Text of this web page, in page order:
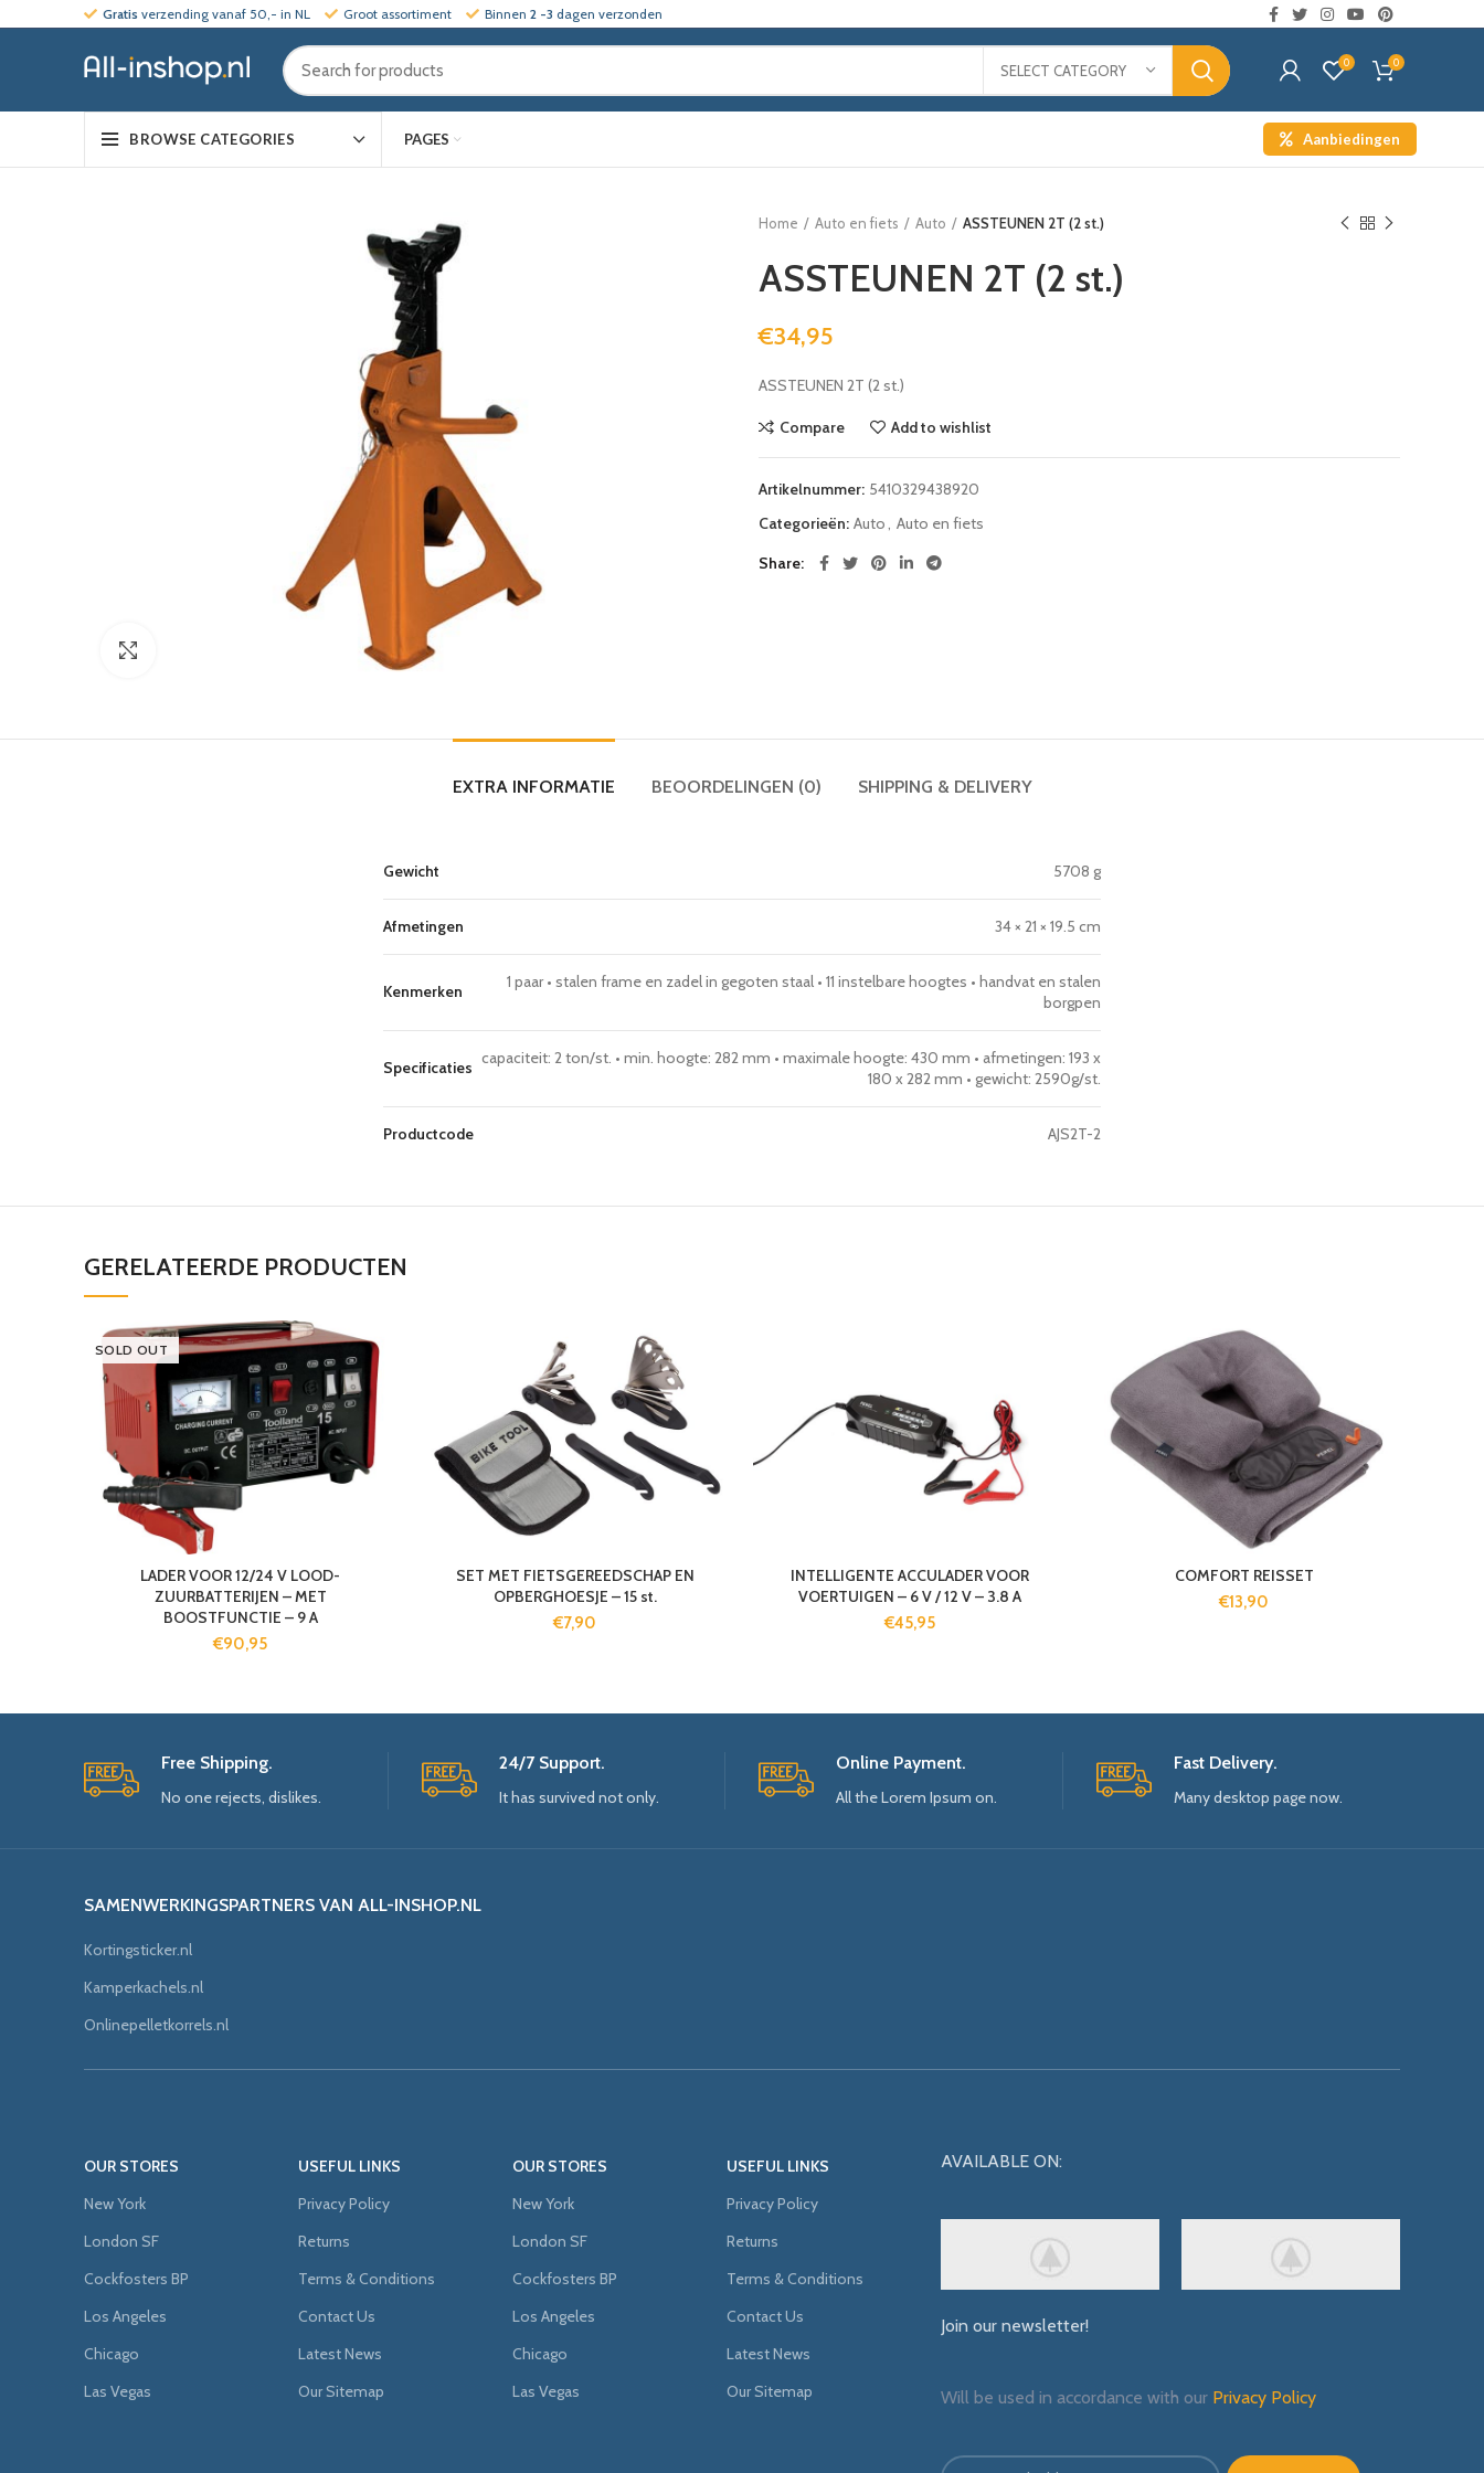
Gratis verzending vanaf 50,- in NL Groot assortiment Binnen 2 -3 dagen verzonden
SELECT CATEGORY 0 0
BROWSE CATEGORIES PAGES Aanbiedingen
Home Auto en fiets Auto ASSTEUNEN 2T (2 st.)
ASSTEUNEN 2T (2 st.)
€34,95
ASSTEUNEN 2T (2 st.)
Compare Add to wishlist
Artikelnummer: 5410329438920
Categorieën: Auto, Auto en fiets
Share
EXTRA INFORMATIE BEOORDELINGEN (0) SHIPPING & DELIVERY
Gewicht 5708 g
Afmetingen 34 × 21 × 19.5 cm
Kenmerken
1 paar • stalen frame en zadel in gegoten staal • 11 instelbare hoogtes • handvat en stalen
borgpen
Specificaties capaciteit: 2 ton/st. • min. hoogte: 282 mm • maximale hoogte: 430 mm • afmetingen: 193 x
180 x 282 mm • gewicht: 2590g/st.
Productcode AJS2T-2
GERELATEERDE PRODUCTEN
SOLD OUT
LADER VOOR 12/24 V LOOD-
ZUURBATTERIJEN – MET
BOOSTFUNCTIE – 9 A
€90,95
SET MET FIETSGEREEDSCHAP EN
OPBERGHOESJE – 15 st.
€7,90
INTELLIGENTE ACCULADER VOOR
VOERTUIGEN – 6 V / 12 V – 3.8 A
€45,95
COMFORT REISSET
€13,90
Free Shipping.
No one rejects, dislikes.
24/7 Support.
It has survived not only.
Online Payment.
All the Lorem Ipsum on.
Fast Delivery.
Many desktop page now.
SAMENWERKINGSPARTNERS VAN ALL-INSHOP.NL
Kortingsticker.nl
Kamperkachels.nl
Onlinepelletkorrels.nl
OUR STORES
New York
London SF
Cockfosters BP
Los Angeles
Chicago
Las Vegas
USEFUL LINKS
Privacy Policy
Returns
Terms & Conditions
Contact Us
Latest News
Our Sitemap
OUR STORES
New York
London SF
Cockfosters BP
Los Angeles
Chicago
Las Vegas
USEFUL LINKS
Privacy Policy
Returns
Terms & Conditions
Contact Us
Latest News
Our Sitemap
AVAILABLE ON:
Join our newsletter!
Will be used in accordance with our Privacy Policy